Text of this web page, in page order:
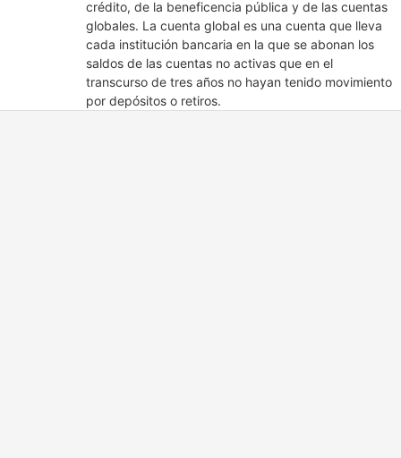
crédito, de la beneficencia pública y de las cuentas
globales. La cuenta global es una cuenta que lleva
cada institución bancaria en la que se abonan los
saldos de las cuentas no activas que en el
transcurso de tres años no hayan tenido movimiento
por depósitos o retiros.